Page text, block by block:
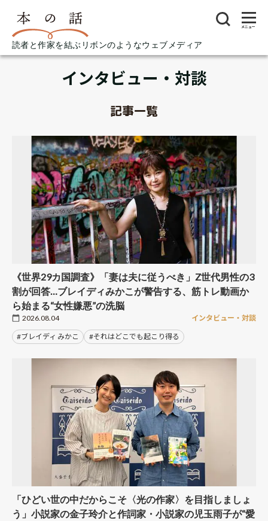
読者と作家を結ぶリボンのようなウェブメディア
メニュー
インタビュー・対談
記事一覧
《世界29カ国調査》「妻は夫に従うべき」Z世代男性の3
割が回答…ブレイディみかこが警告する、筋トレ動画か
ら始まる“女性嫌悪”の洗脳
2026.08.04 インタビュー・対談
#ブレイディ みかこ #それはどこでも起こり得る
「ひどい世の中だからこそ〈光の作家〉を目指しましょ
う」小説家の金子玲介と作詞家・小説家の児玉雨子が“愛